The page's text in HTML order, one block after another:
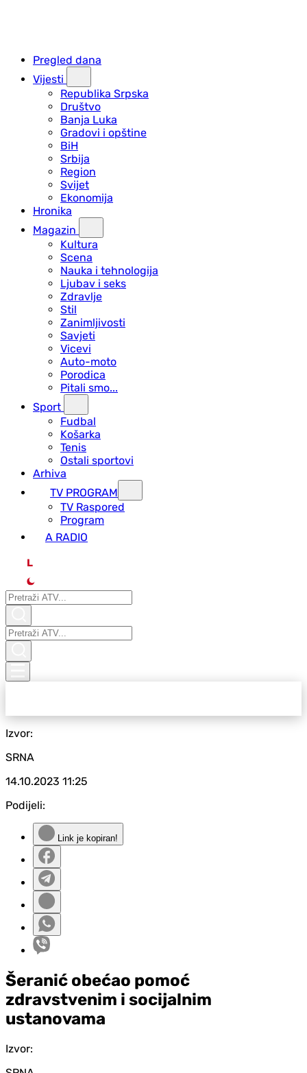
Pregled dana
Vijesti
Republika Srpska
Društvo
Banja Luka
Gradovi i opštine
BiH
Srbija
Region
Svijet
Ekonomija
Hronika
Magazin
Kultura
Scena
Nauka i tehnologija
Ljubav i seks
Zdravlje
Stil
Zanimljivosti
Savjeti
Vicevi
Auto-moto
Porodica
Pitali smo...
Sport
Fudbal
Košarka
Tenis
Ostali sportovi
Arhiva
TV PROGRAM
ТV Raspored
Program
A RADIO
L
Izvor:
SRNA
14.10.2023 11:25
Podijeli:
Link je kopiran!
Šeranić obećao pomoć
zdravstvenim i socijalnim
ustanovama
Izvor: